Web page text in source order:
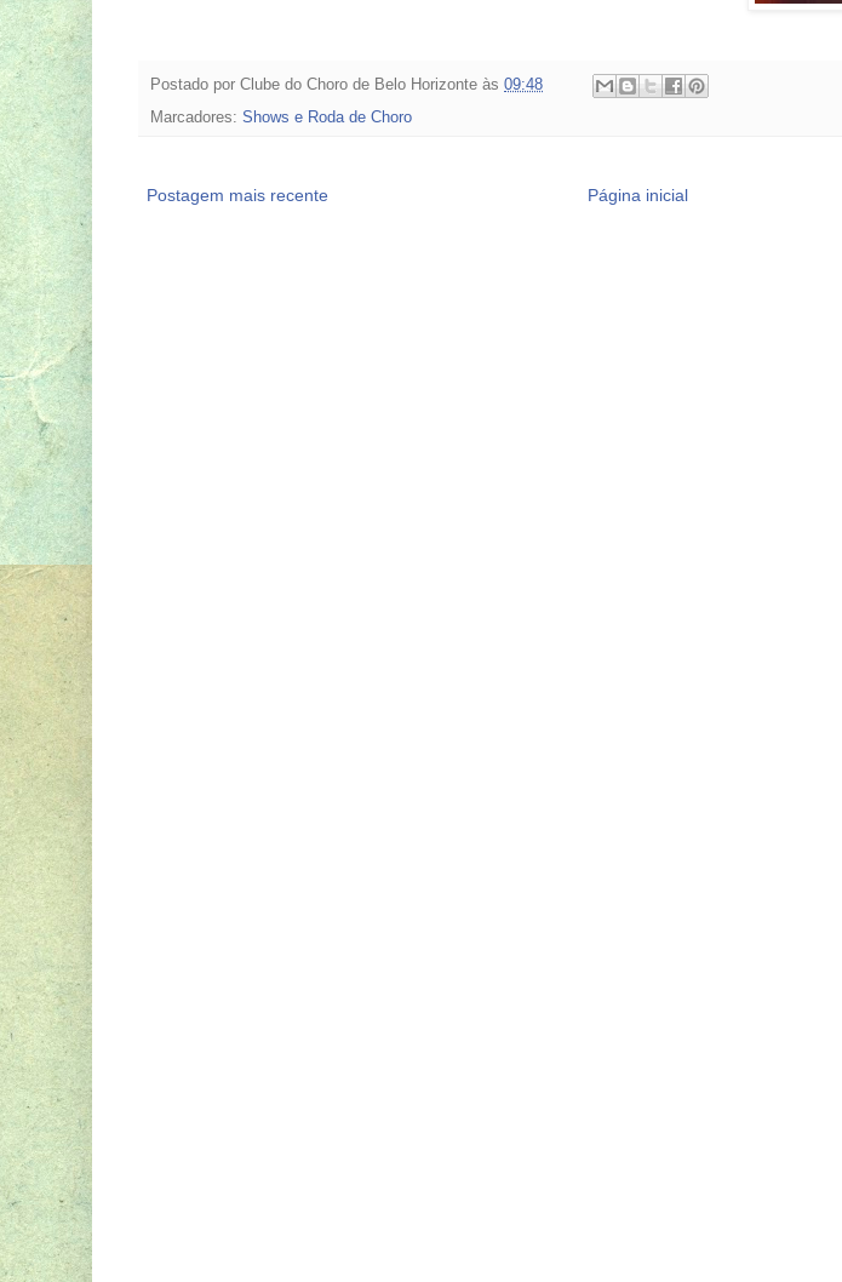
Postado por Clube do Choro de Belo Horizonte às 09:48
Marcadores: Shows e Roda de Choro
Postagem mais recente Página inicial